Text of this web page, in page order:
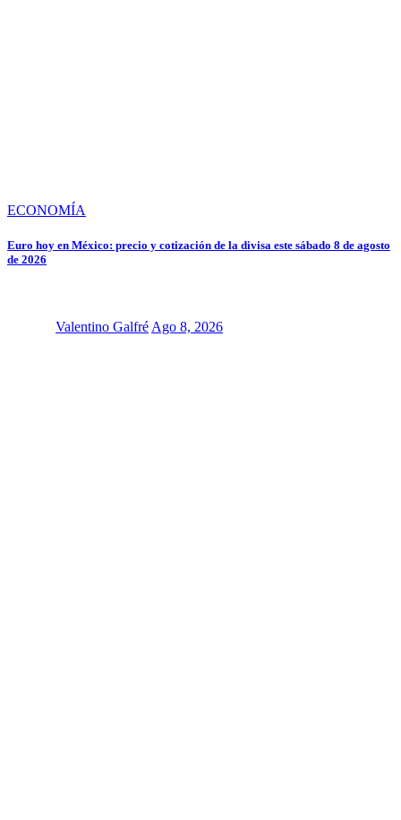
ECONOMÍA
Euro hoy en México: precio y cotización de la divisa este sábado 8 de agosto
de 2026
Valentino Galfré Ago 8, 2026